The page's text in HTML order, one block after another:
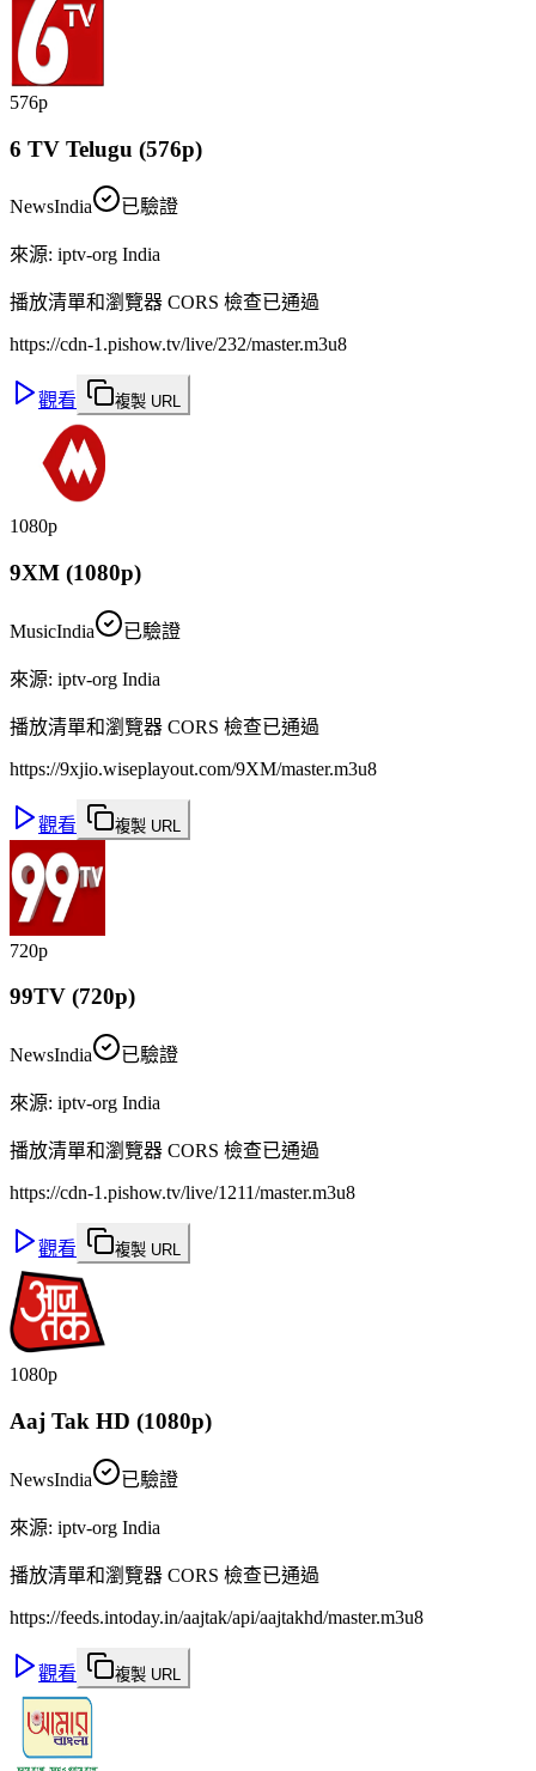
576p
6 TV Telugu (576p)
NewsIndia 已驗證
來源: iptv-org India
播放清單和瀏覽器 CORS 檢查已通過
https://cdn-1.pishow.tv/live/232/master.m3u8
觀看 複製 URL
1080p
9XM (1080p)
MusicIndia 已驗證
來源: iptv-org India
播放清單和瀏覽器 CORS 檢查已通過
https://9xjio.wiseplayout.com/9XM/master.m3u8
觀看 複製 URL
720p
99TV (720p)
NewsIndia 已驗證
來源: iptv-org India
播放清單和瀏覽器 CORS 檢查已通過
https://cdn-1.pishow.tv/live/1211/master.m3u8
觀看 複製 URL
1080p
Aaj Tak HD (1080p)
NewsIndia 已驗證
來源: iptv-org India
播放清單和瀏覽器 CORS 檢查已通過
https://feeds.intoday.in/aajtak/api/aajtakhd/master.m3u8
觀看 複製 URL